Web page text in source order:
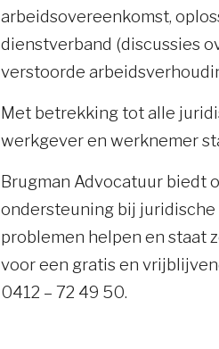
arbeidsovereenkomst,
dienstverband (discussies
verstoorde
Met betrekking tot alle
werkgever en werknemer
Brugman Advocatuur biedt
ondersteuning bij juridische
problemen helpen en staat
voor een gratis en
0412 – 72 49 50.